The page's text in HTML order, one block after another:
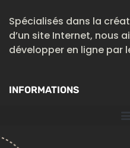
Spécialisés dans la
d’un site Internet, nous
développer en ligne par
INFORMATIONS